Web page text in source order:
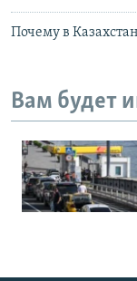
Почему в
Вам будет